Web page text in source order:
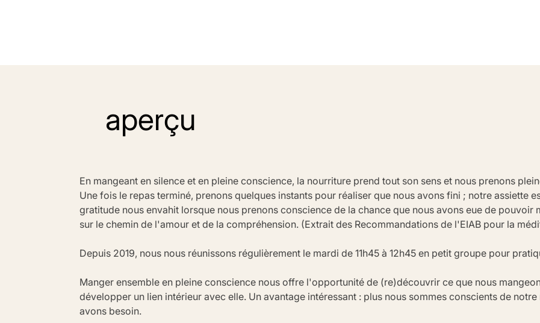
aperçu
En mangeant en silence et en pleine conscience, la nourriture prend tout son sens et nous prenons
Une fois le repas terminé, prenons quelques instants pour réaliser que nous avons fini ; notre assiette
gratitude nous envahit lorsque nous prenons conscience de la chance que nous avons eue de pouvoir
sur le chemin de l'amour et de la compréhension. (Extrait des Recommandations de l'EIAB pour la
Depuis 2019, nous nous réunissons régulièrement le mardi de 11h45 à 12h45 en petit groupe pour
Manger ensemble en pleine conscience nous offre l'opportunité de (re)découvrir ce que nous
développer un lien intérieur avec elle. Un avantage intéressant : plus nous sommes conscients de
avons besoin.